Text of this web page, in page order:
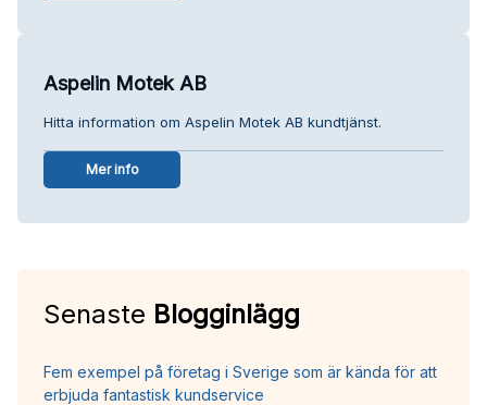
Aspelin Motek AB
Hitta information om Aspelin Motek AB kundtjänst.
Mer info
Senaste Blogginlägg
Fem exempel på företag i Sverige som är kända för att
erbjuda fantastisk kundservice